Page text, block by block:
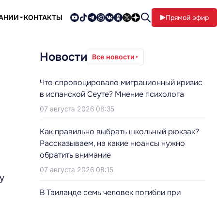
КОНТАКТЫ Прямой эфир
Новости Все новости
Что спровоцировало миграционный кризис
в испанской Сеуте? Мнение психолога
07 августа 2026 08:35
Как правильно выбрать школьный рюкзак?
Рассказываем, на какие нюансы нужно
обратить внимание
07 августа 2026 08:15
В Таиланде семь человек погибли при